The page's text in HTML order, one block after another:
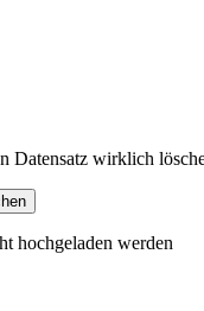
Datensatz wirklich
hochgeladen werden